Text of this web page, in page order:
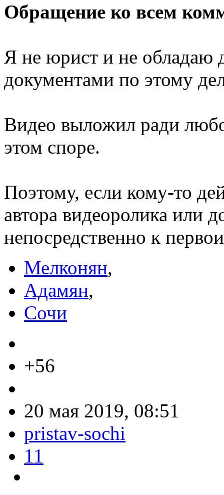
Обращение ко всем
Я не юрист и не обладаю
документами по этому
Видео выложил ради
этом споре.
Поэтому, если кому-то
автора видеоролика или
непосредственно к
Мелконян,
Адамян,
Сочи
+56
20 мая 2019, 08:51
pristav-sochi
11